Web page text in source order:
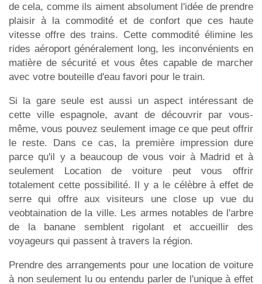
de cela, comme ils aiment absolument l'idée de prendre
plaisir à la commodité et de confort que ces haute
vitesse offre des trains. Cette commodité élimine les
rides aéroport généralement long, les inconvénients en
matière de sécurité et vous êtes capable de marcher
avec votre bouteille d'eau favori pour le train.
Si la gare seule est aussi un aspect intéressant de
cette ville espagnole, avant de découvrir par vous-
même, vous pouvez seulement image ce que peut offrir
le reste. Dans ce cas, la première impression dure
parce qu'il y a beaucoup de vous voir à Madrid et à
seulement Location de voiture peut vous offrir
totalement cette possibilité. Il y a le célèbre à effet de
serre qui offre aux visiteurs une close up vue du
veobtaination de la ville. Les armes notables de l'arbre
de la banane semblent rigolant et accueillir des
voyageurs qui passent à travers la région.
Prendre des arrangements pour une location de voiture
à non seulement lu ou entendu parler de l'unique à effet